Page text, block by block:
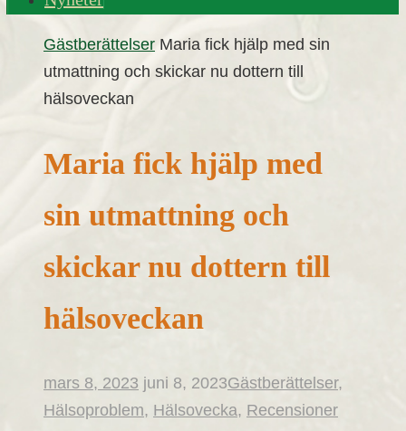
Home
Gästberättelser Maria fick hjälp med sin
utmattning och skickar nu dottern till
hälsoveckan
Maria fick hjälp med
sin utmattning och
skickar nu dottern till
hälsoveckan
mars 8, 2023 juni 8, 2023Gästberättelser,
Hälsoproblem, Hälsovecka, Recensioner